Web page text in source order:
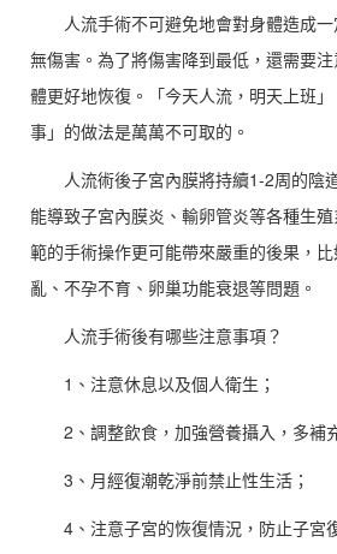
人流手術不可避免地會對身體造成
無傷害。為了將傷害降到最低，還需要
體更好地恢復。「今天人流，明天上班
事」的做法是萬萬不可取的。
人流術後子宮內膜將持續1-2周的陰
能導致子宮內膜炎、輸卵管炎等各種生
範的手術操作更可能帶來嚴重的後果，
亂、不孕不育、卵巢功能衰退等問題。
人流手術後有哪些注意事項？
1、注意休息以及個人衛生；
2、調整飲食，加強營養攝入，多補
3、月經復潮乾淨前禁止性生活；
4、注意子宮的恢復情況，防止子宮